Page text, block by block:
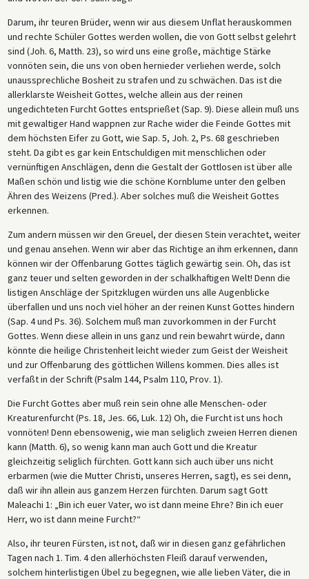
Darum, ihr teuren Brüder, wenn wir aus diesem Unflat herauskommen
und rechte Schüler Gottes werden wollen, die von Gott selbst gelehrt
sind (Joh. 6, Matth. 23), so wird uns eine große, mächtige Stärke
vonnöten sein, die uns von oben hernieder verliehen werde, solch
unaussprechliche Bosheit zu strafen und zu schwächen. Das ist die
allerklarste Weisheit Gottes, welche allein aus der reinen
ungedichteten Furcht Gottes entsprießet (Sap. 9). Diese allein muß uns
mit gewaltiger Hand wappnen zur Rache wider die Feinde Gottes mit
dem höchsten Eifer zu Gott, wie Sap. 5, Joh. 2, Ps. 68 geschrieben
steht. Da gibt es gar kein Entschuldigen mit menschlichen oder
vernünftigen Anschlägen, denn die Gestalt der Gottlosen ist über alle
Maßen schön und listig wie die schöne Kornblume unter den gelben
Ähren des Weizens (Pred.). Aber solches muß die Weisheit Gottes
erkennen.
Zum andern müssen wir den Greuel, der diesen Stein verachtet, weiter
und genau ansehen. Wenn wir aber das Richtige an ihm erkennen, dann
können wir der Offenbarung Gottes täglich gewärtig sein. Oh, das ist
ganz teuer und selten geworden in der schalkhaftigen Welt! Denn die
listigen Anschläge der Spitzklugen würden uns alle Augenblicke
überfallen und uns noch viel höher an der reinen Kunst Gottes hindern
(Sap. 4 und Ps. 36). Solchem muß man zuvorkommen in der Furcht
Gottes. Wenn diese allein in uns ganz und rein bewahrt würde, dann
könnte die heilige Christenheit leicht wieder zum Geist der Weisheit
und zur Offenbarung des göttlichen Willens kommen. Dies alles ist
verfaßt in der Schrift (Psalm 144, Psalm 110, Prov. 1).
Die Furcht Gottes aber muß rein sein ohne alle Menschen- oder
Kreaturenfurcht (Ps. 18, Jes. 66, Luk. 12) Oh, die Furcht ist uns hoch
vonnöten! Denn ebensowenig, wie man seliglich zweien Herren dienen
kann (Matth. 6), so wenig kann man auch Gott und die Kreatur
gleichzeitig seliglich fürchten. Gott kann sich auch über uns nicht
erbarmen (wie die Mutter Christi, unseres Herren, sagt), es sei denn,
daß wir ihn allein aus ganzem Herzen fürchten. Darum sagt Gott
Maleachi 1: „Bin ich euer Vater, wo ist dann meine Ehre? Bin ich euer
Herr, wo ist dann meine Furcht?“
Also, ihr teuren Fürsten, ist not, daß wir in diesen ganz gefährlichen
Tagen nach 1. Tim. 4 den allerhöchsten Fleiß darauf verwenden,
solchem hinterlistigen Übel zu begegnen, wie alle lieben Väter, die in